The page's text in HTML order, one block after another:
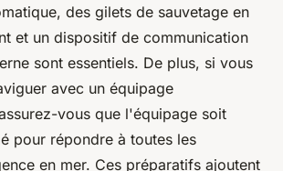
des gilets de sauvetage en
et un dispositif de communication
sont essentiels. De plus, si vous
avec un équipage
vous que l'équipage soit
pour répondre à toutes les
en mer. Ces préparatifs ajoutent